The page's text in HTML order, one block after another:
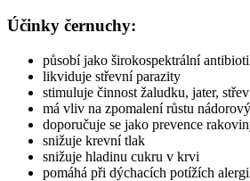
Účinky černuchy:
působí jako širokospektrální
likviduje střevní parazity
stimuluje činnost žaludku, jater,
má vliv na zpomalení růstu
doporučuje se jako prevence
snižuje krevní tlak
snižuje hladinu cukru v krvi
pomáhá při dýchacích potížích